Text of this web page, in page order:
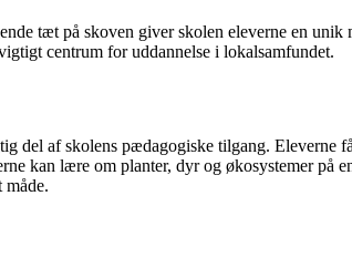
tæt på skoven giver skolen eleverne en
centrum for uddannelse i lokalsamfundet.
af skolens pædagogiske tilgang. Eleverne
kan lære om planter, dyr og økosystemer på
måde.